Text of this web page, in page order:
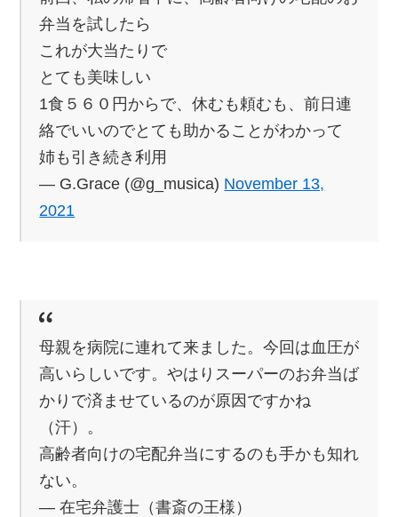
弁当を試したら
これが大当たりで
とても美味しい
1食５６０円からで、休むも頼むも、前日連
絡でいいのでとても助かることがわかって
姉も引き続き利用
— G.Grace (@g_musica) November 13,
2021
母親を病院に連れて来ました。今回は血圧が
高いらしいです。やはりスーパーのお弁当ば
かりで済ませているのが原因ですかね
（汗）。
高齢者向けの宅配弁当にするのも手かも知れ
ない。
— 在宅弁護士（書斎の王様）